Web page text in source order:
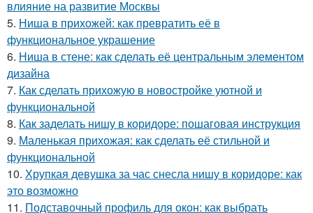
влияние на развитие Москвы
5. Ниша в прихожей: как превратить её в
функциональное украшение
6. Ниша в стене: как сделать её центральным элементом
дизайна
7. Как сделать прихожую в новостройке уютной и
функциональной
8. Как заделать нишу в коридоре: пошаговая инструкция
9. Маленькая прихожая: как сделать её стильной и
функциональной
10. Хрупкая девушка за час снесла нишу в коридоре: как
это возможно
11. Подставочный профиль для окон: как выбрать